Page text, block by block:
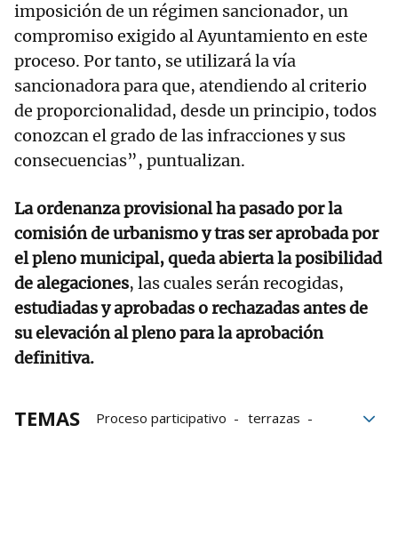
imposición de un régimen sancionador, un
compromiso exigido al Ayuntamiento en este
proceso. Por tanto, se utilizará la vía
sancionadora para que, atendiendo al criterio
de proporcionalidad, desde un principio, todos
conozcan el grado de las infracciones y sus
consecuencias”, puntualizan.
La ordenanza provisional ha pasado por la
comisión de urbanismo y tras ser aprobada por
el pleno municipal, queda abierta la posibilidad
de alegaciones, las cuales serán recogidas,
estudiadas y aprobadas o rechazadas antes de
su elevación al pleno para la aprobación
definitiva.
TEMAS Proceso participativo
terrazas